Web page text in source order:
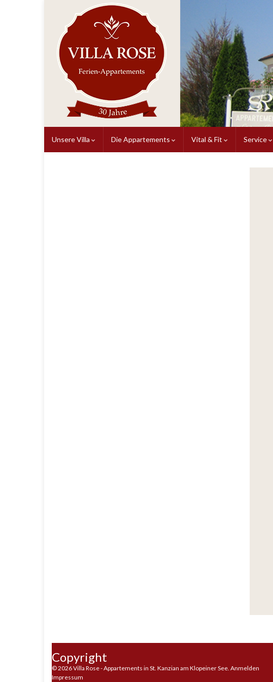
Unsere Villa Die Appartements Vital & Fit Service
Copyright
© 2026 Villa Rose - Appartements in St. Kanzian am Klopeiner See. Anmelden
Impressum